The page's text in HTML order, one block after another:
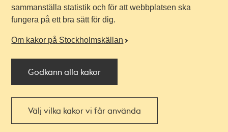
sammanställa statistik och för att webbplatsen ska
fungera på ett bra sätt för dig.
Om kakor på Stockholmskällan
Godkänn alla kakor
Välj vilka kakor vi får använda